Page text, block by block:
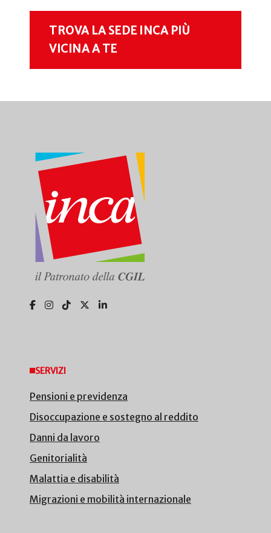
TROVA LA SEDE INCA PIÙ
VICINA A TE
SERVIZI
Pensioni e previdenza
Disoccupazione e sostegno al reddito
Danni da lavoro
Genitorialità
Malattia e disabilità
Migrazioni e mobilità internazionale